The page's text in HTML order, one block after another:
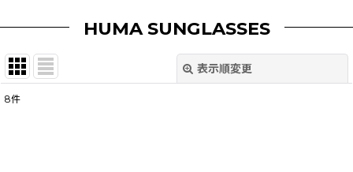
HUMA SUNGLASSES
表示順変更
8件